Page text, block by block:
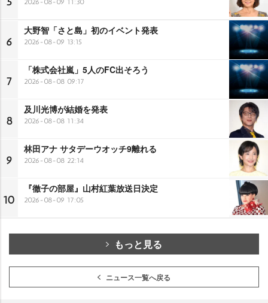
6
大野智「さと島」初のイベント発表
2026-08-09 13:15
7
「株式会社嵐」5人のFC出そろう
2026-08-08 09:17
8
及川光博が結婚を発表
2026-08-08 11:34
9
林田アナ サタデーウオッチ9離れる
2026-08-08 22:14
10
『徹子の部屋』山村紅葉放送日決定
2026-08-09 17:05
もっと見る
ニュース一覧へ戻る